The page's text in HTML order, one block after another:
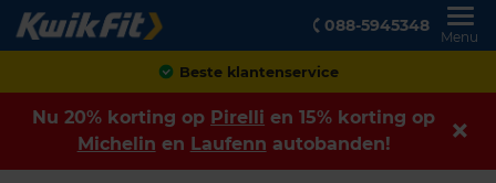
088-5945348
Menu
Achteraf betalen
Nu 20% korting op Pirelli en 15% korting op
Michelin en Laufenn autobanden!